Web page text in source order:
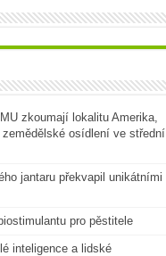
zkoumají lokalitu Amerika,
osídlení ve střední
jantaru překvapil unikátními
pro pěstitele
inteligence a lidské